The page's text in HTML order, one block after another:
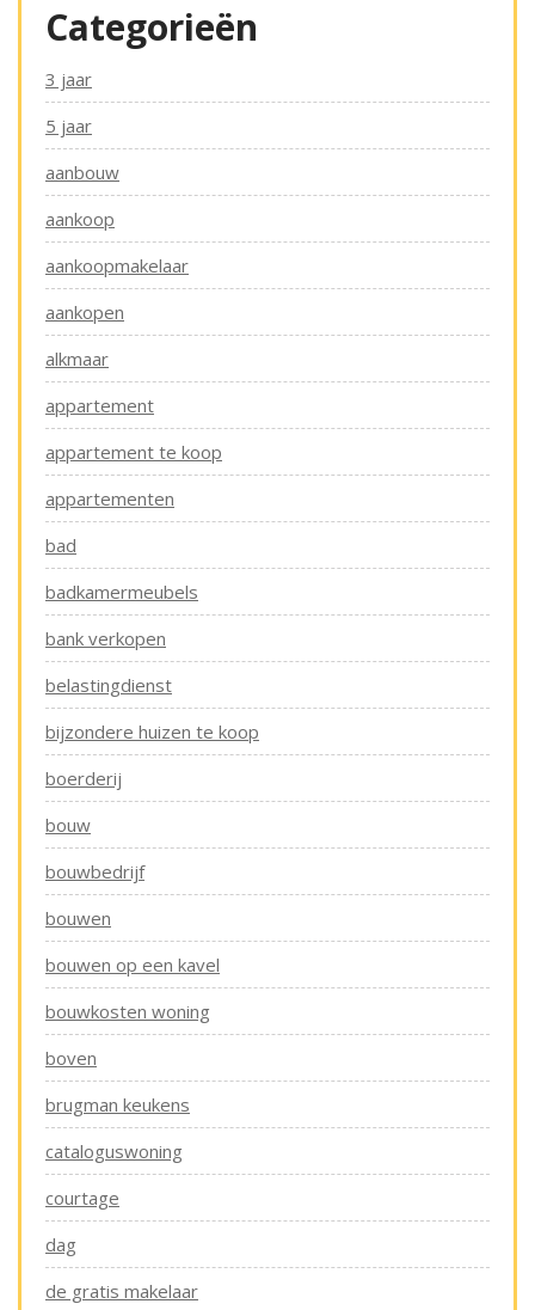
Categorieën
3 jaar
5 jaar
aanbouw
aankoop
aankoopmakelaar
aankopen
alkmaar
appartement
appartement te koop
appartementen
bad
badkamermeubels
bank verkopen
belastingdienst
bijzondere huizen te koop
boerderij
bouw
bouwbedrijf
bouwen
bouwen op een kavel
bouwkosten woning
boven
brugman keukens
cataloguswoning
courtage
dag
de gratis makelaar